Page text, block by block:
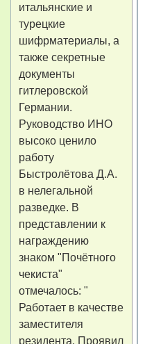
итальянские и
турецкие
шифрматериалы, а
также секретные
документы
гитлеровской
Германии.
Руководство ИНО
высоко ценило
работу
Быстролётова Д.А.
в нелегальной
разведке. В
представлении к
награждению
знаком "Почётного
чекиста"
отмечалось: "
Работает в качестве
заместителя
резидента. Проявил